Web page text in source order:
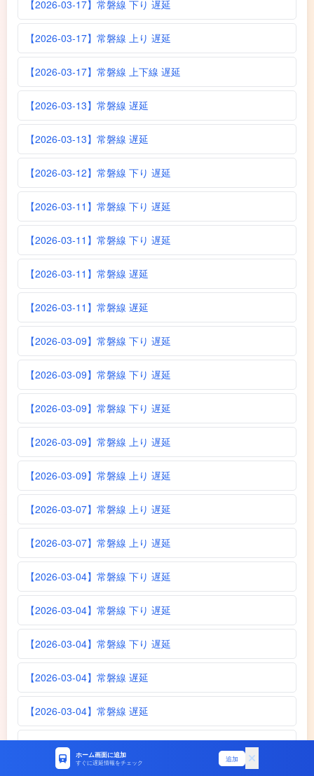
【2026-03-17】常磐線 下り 遅延
【2026-03-17】常磐線 上り 遅延
【2026-03-17】常磐線 上下線 遅延
【2026-03-13】常磐線 遅延
【2026-03-13】常磐線 遅延
【2026-03-12】常磐線 下り 遅延
【2026-03-11】常磐線 下り 遅延
【2026-03-11】常磐線 下り 遅延
【2026-03-11】常磐線 遅延
【2026-03-11】常磐線 遅延
【2026-03-09】常磐線 下り 遅延
【2026-03-09】常磐線 下り 遅延
【2026-03-09】常磐線 下り 遅延
【2026-03-09】常磐線 上り 遅延
【2026-03-09】常磐線 上り 遅延
【2026-03-07】常磐線 上り 遅延
【2026-03-07】常磐線 上り 遅延
【2026-03-04】常磐線 下り 遅延
【2026-03-04】常磐線 下り 遅延
【2026-03-04】常磐線 下り 遅延
【2026-03-04】常磐線 遅延
【2026-03-04】常磐線 遅延
【2026-03-04】常磐線 遅延
ホーム画面に追加
すぐに遅延情報をチェック 追加